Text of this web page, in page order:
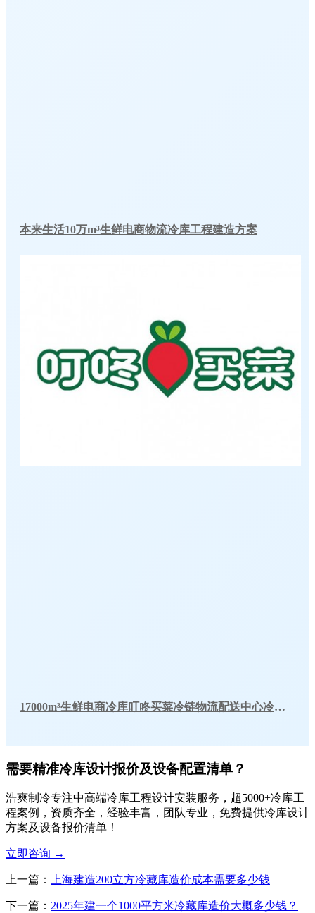
本来生活10万m³生鲜电商物流冷库工程建造方案
17000m³生鲜电商冷库叮咚买菜冷链物流配送中心冷库工程建造方案
需要精准冷库设计报价及设备配置清单？
浩爽制冷专注中高端冷库工程设计安装服务，超5000+冷库工
程案例，资质齐全，经验丰富，团队专业，免费提供冷库设计
方案及设备报价清单！
立即咨询 →
上一篇： 上海建造200立方冷藏库造价成本需要多少钱
下一篇： 2025年建一个1000平方米冷藏库造价大概多少钱？